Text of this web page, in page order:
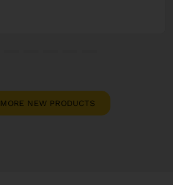
MORE NEW PRODUCTS